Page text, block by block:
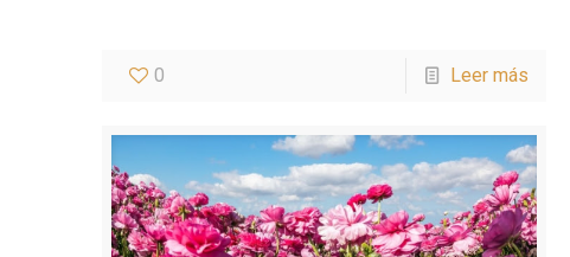
0 Leer más